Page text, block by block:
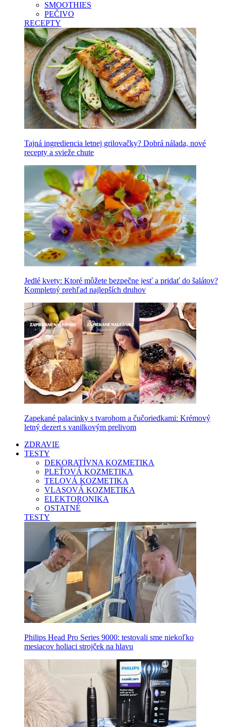
SMOOTHIES
PEČIVO
RECEPTY
Tajná ingrediencia letnej grilovačky? Dobrá nálada, nové
recepty a svieže chute
Jedlé kvety: Ktoré môžete bezpečne jesť a pridať do šalátov?
Kompletný prehľad najlepších druhov
Zapekané palacinky s tvarohom a čučoriedkami: Krémový
letný dezert s vanilkovým prelivom
ZDRAVIE
TESTY
DEKORATÍVNA KOZMETIKA
PLEŤOVÁ KOZMETIKA
TELOVÁ KOZMETIKA
VLASOVÁ KOZMETIKA
ELEKTORONIKA
OSTATNÉ
TESTY
Philips Head Pro Series 9000: testovali sme niekoľko
mesiacov holiaci strojček na hlavu